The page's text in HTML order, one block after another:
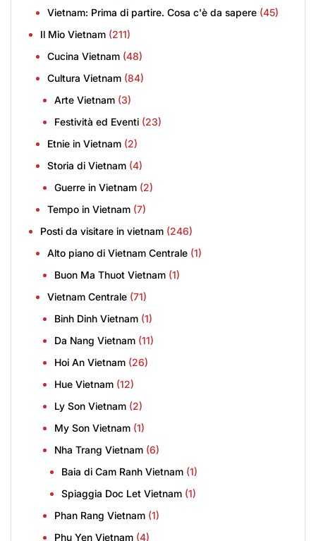
Vietnam: Prima di partire. Cosa c'è da sapere (45)
Il Mio Vietnam (211)
Cucina Vietnam (48)
Cultura Vietnam (84)
Arte Vietnam (3)
Festività ed Eventi (23)
Etnie in Vietnam (2)
Storia di Vietnam (4)
Guerre in Vietnam (2)
Tempo in Vietnam (7)
Posti da visitare in vietnam (246)
Alto piano di Vietnam Centrale (1)
Buon Ma Thuot Vietnam (1)
Vietnam Centrale (71)
Binh Dinh Vietnam (1)
Da Nang Vietnam (11)
Hoi An Vietnam (26)
Hue Vietnam (12)
Ly Son Vietnam (2)
My Son Vietnam (1)
Nha Trang Vietnam (6)
Baia di Cam Ranh Vietnam (1)
Spiaggia Doc Let Vietnam (1)
Phan Rang Vietnam (1)
Phu Yen Vietnam (4)